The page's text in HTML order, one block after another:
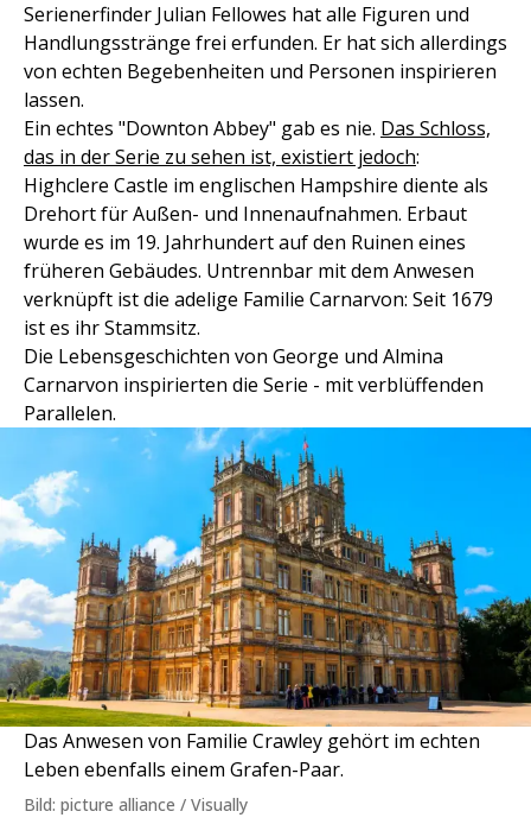
Serienerfinder Julian Fellowes hat alle Figuren und
Handlungsstränge frei erfunden. Er hat sich allerdings
von echten Begebenheiten und Personen inspirieren
lassen.
Ein echtes "Downton Abbey" gab es nie. Das Schloss,
das in der Serie zu sehen ist, existiert jedoch:
Highclere Castle im englischen Hampshire diente als
Drehort für Außen- und Innenaufnahmen. Erbaut
wurde es im 19. Jahrhundert auf den Ruinen eines
früheren Gebäudes. Untrennbar mit dem Anwesen
verknüpft ist die adelige Familie Carnarvon: Seit 1679
ist es ihr Stammsitz.
Die Lebensgeschichten von George und Almina
Carnarvon inspirierten die Serie - mit verblüffenden
Parallelen.
Das Anwesen von Familie Crawley gehört im echten
Leben ebenfalls einem Grafen-Paar.
Bild: picture alliance / Visually